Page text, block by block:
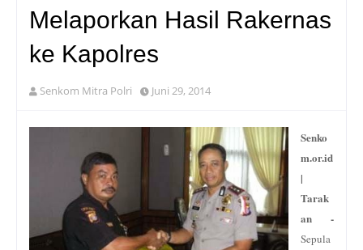
Melaporkan Hasil Rakernas
ke Kapolres
Senkom Mitra Polri Juni 29, 2014
Senko
m.or.id
|
Tarak
an -
Sepula